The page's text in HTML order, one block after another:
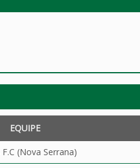
EQUIPE
(Nova Serrana)